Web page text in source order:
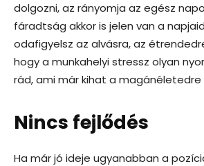
dolgozni, az rányomja az egész
fáradtság akkor is jelen van a
odafigyelsz az alvásra, az
hogy a munkahelyi stressz olyan
rád, ami már kihat a magánéletedre
Nincs fejlődés
Ha már jó ideje ugyanabban a